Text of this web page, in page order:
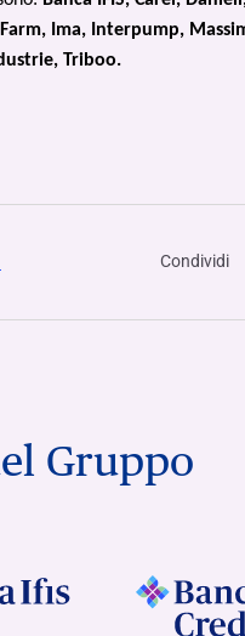
Ima, Interpump,
Triboo.
Condividi
Gruppo